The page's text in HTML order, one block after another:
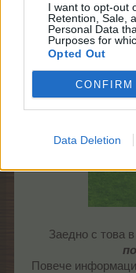
I want to opt-out
Retention, Sale,
Personal Data
Purposes for
Opted Out
CONFIRM
Data Deletion
Заедно с това
Повече